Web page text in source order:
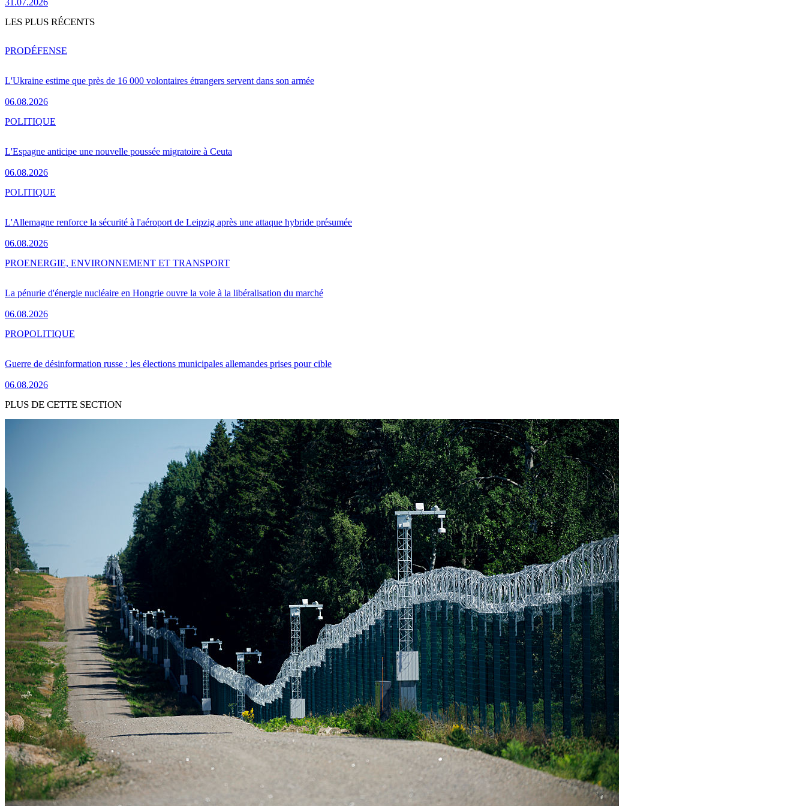
LES PLUS RÉCENTS
L'Ukraine estime que près de 16 000 volontaires étrangers servent dans son armée
06.08.2026
PRODÉFENSE
L'Espagne anticipe une nouvelle poussée migratoire à Ceuta
06.08.2026
POLITIQUE
L'Allemagne renforce la sécurité à l'aéroport de Leipzig après une attaque hybride présumée
06.08.2026
POLITIQUE
La pénurie d'énergie nucléaire en Hongrie ouvre la voie à la libéralisation du marché
06.08.2026
PROENERGIE, ENVIRONNEMENT ET TRANSPORT
Guerre de désinformation russe : les élections municipales allemandes prises pour cible
06.08.2026
PROPOLITIQUE
PLUS DE CETTE SECTION